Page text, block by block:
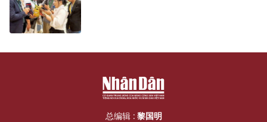
总编辑 : 黎国明